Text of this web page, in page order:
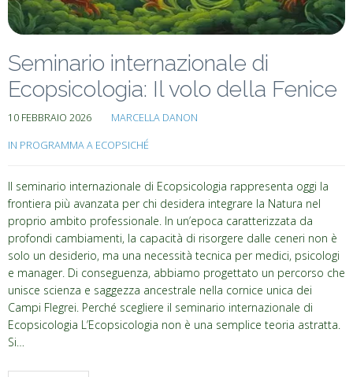
Seminario internazionale di
Ecopsicologia: Il volo della Fenice
10 FEBBRAIO 2026 MARCELLA DANON
IN PROGRAMMA A ECOPSICHÉ
Il seminario internazionale di Ecopsicologia rappresenta oggi la
frontiera più avanzata per chi desidera integrare la Natura nel
proprio ambito professionale. In un’epoca caratterizzata da
profondi cambiamenti, la capacità di risorgere dalle ceneri non è
solo un desiderio, ma una necessità tecnica per medici, psicologi
e manager. Di conseguenza, abbiamo progettato un percorso che
unisce scienza e saggezza ancestrale nella cornice unica dei
Campi Flegrei. Perché scegliere il seminario internazionale di
Ecopsicologia L’Ecopsicologia non è una semplice teoria astratta.
Si…